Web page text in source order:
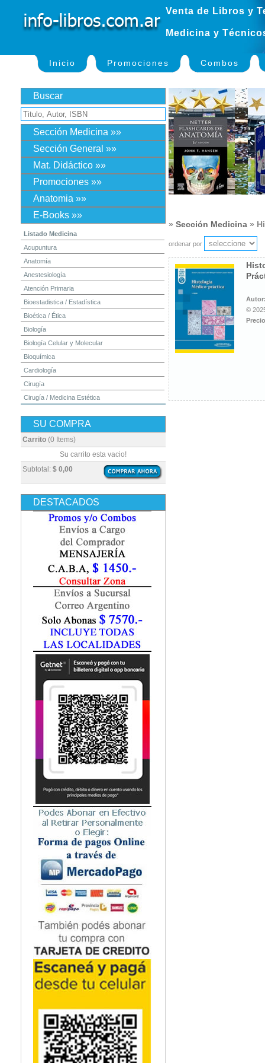
Venta de Libros y
Medicina y
Inicio Promociones Combos
Buscar
Sección Medicina »»
Sección General »»
Mat. Didáctico »»
Promociones »»
Anatomia »»
E-Books »»
Listado Medicina
Acupuntura
Anatomía
Anestesiología
Atención Primaria
Bioestadistica / Estadística
Bioética / Ética
Biología
Biología Celular y Molecular
Bioquímica
Cardiología
Cirugía
Cirugía / Medicina Estética
Dermatología
Diagnóstico por Imagen / Radiología
Embriología
Enfermería
Epidemiología
Farmacia / Farmacología
Fisiatría / Kinesiología
Fisiología / Fisiopatología
Fonoaudiología
Gastroenterología
Geriatría
Ginecología / Obstetricia
Hematología
Histología
Homeopatía
Infectología
Inmunología
Instrumentación Quirurgica
Medicina del Deporte / Rehabilitación
Medicina Emergencias / Urgencias
Medicina Forense / Legal
Medicina General
Medicina Interna
Microbiología
Nefrología
Neonatología / Pediatría
Neumología
Neuroanatomía / Neurociencia
Neurocirugía
Neurología
Nutrición
Odontología
Oftalmología
Oncología / Cuidados Paliativos
Ortopedía / Traumatología
Osteopatía
Otorrinolaringología
Podología
Psicología
Psiquiatría
Química
SU COMPRA
Carrito (0 Items)
Subtotal: $ 0,00
Su carrito esta vacio!
DESTACADOS
» Sección Medicina »
ordenar por
©